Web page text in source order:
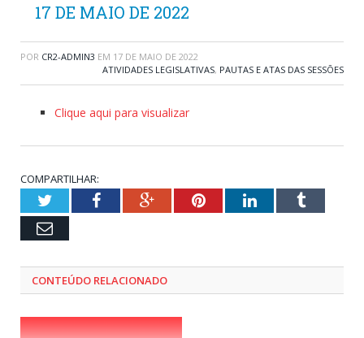
17 DE MAIO DE 2022
POR CR2-ADMIN3 EM 17 DE MAIO DE 2022
ATIVIDADES LEGISLATIVAS, PAUTAS E ATAS DAS SESSÕES
Clique aqui para visualizar
COMPARTILHAR:
TwitterFacebookGoogle+PinterestLinkedInTumblr
Email
CONTEÚDO RELACIONADO